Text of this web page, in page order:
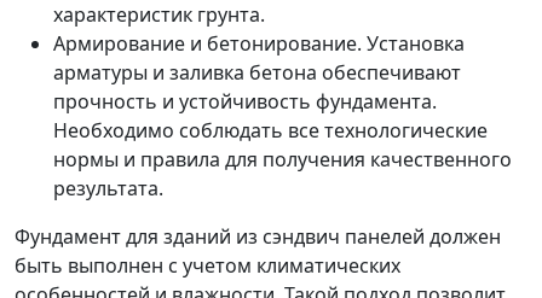
характеристик грунта.
Армирование и бетонирование. Установка
арматуры и заливка бетона обеспечивают
прочность и устойчивость фундамента.
Необходимо соблюдать все технологические
нормы и правила для получения качественного
результата.
Фундамент для зданий из сэндвич панелей должен
быть выполнен с учетом климатических